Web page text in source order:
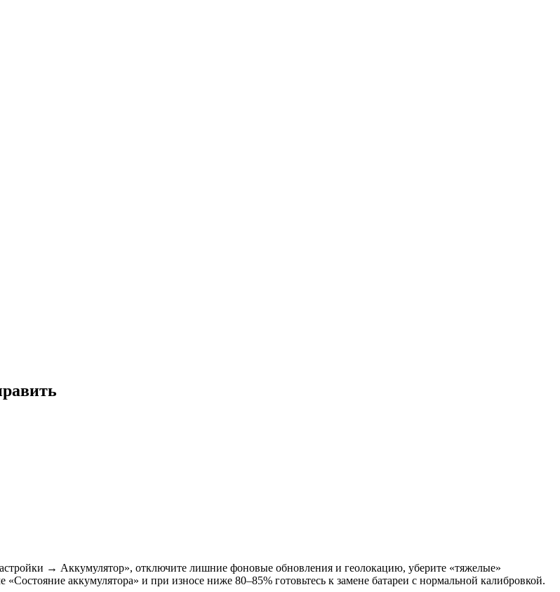
→ Аккумулятор», отключите лишние фоновые обновления и геолокацию, уберите «тяжелые»
аккумулятора» и при износе ниже 80–85% готовьтесь к замене батареи с нормальной калибровкой.